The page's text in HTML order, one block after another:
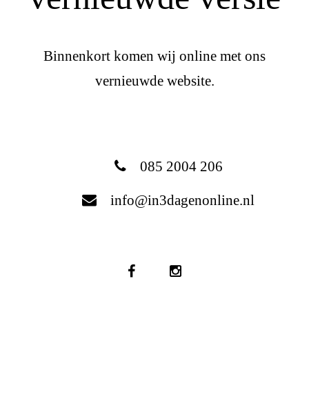
Binnenkort komen wij online met ons
vernieuwde website.
085 2004 206
info@in3dagenonline.nl